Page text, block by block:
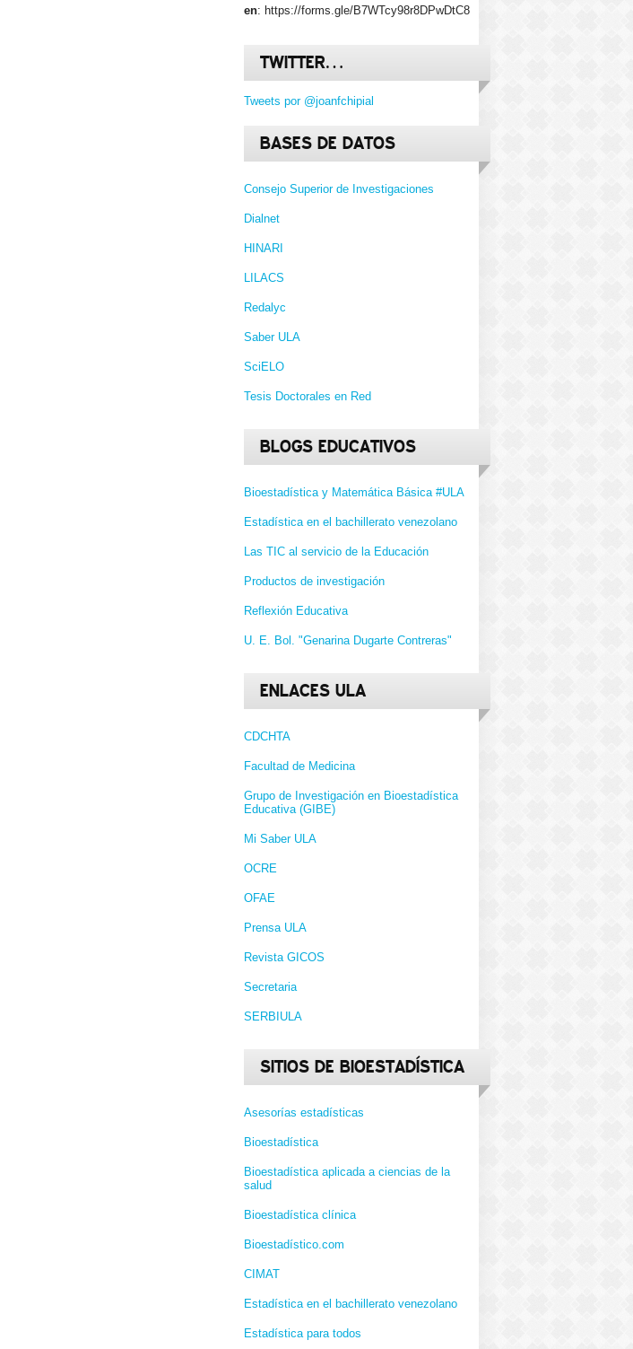
en: https://forms.gle/B7WTcy98r8DPwDtC8
TWITTER…
Tweets por @joanfchipial
BASES DE DATOS
Consejo Superior de Investigaciones
Dialnet
HINARI
LILACS
Redalyc
Saber ULA
SciELO
Tesis Doctorales en Red
BLOGS EDUCATIVOS
Bioestadística y Matemática Básica #ULA
Estadística en el bachillerato venezolano
Las TIC al servicio de la Educación
Productos de investigación
Reflexión Educativa
U. E. Bol. "Genarina Dugarte Contreras"
ENLACES ULA
CDCHTA
Facultad de Medicina
Grupo de Investigación en Bioestadística
Educativa (GIBE)
Mi Saber ULA
OCRE
OFAE
Prensa ULA
Revista GICOS
Secretaria
SERBIULA
SITIOS DE BIOESTADÍSTICA
Asesorías estadísticas
Bioestadística
Bioestadística aplicada a ciencias de la
salud
Bioestadística clínica
Bioestadístico.com
CIMAT
Estadística en el bachillerato venezolano
Estadística para todos